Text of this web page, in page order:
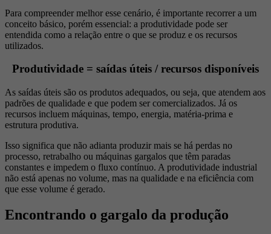
Para compreender melhor esse cenário, é importante recorrer a um
conceito básico, porém essencial: a produtividade pode ser
entendida como a relação entre o que se produz e os recursos
utilizados.
Produtividade = saídas úteis / recursos disponíveis
As saídas úteis são os produtos adequados, ou seja, que atendem aos
padrões de qualidade e que podem ser comercializados. Já os
recursos incluem máquinas, tempo, energia, matéria-prima e
estrutura produtiva.
Isso significa que não adianta produzir mais se há perdas no
processo, retrabalho ou máquinas gargalos que têm paradas
constantes e impedem o fluxo contínuo. A produtividade industrial
não está apenas no volume, mas na qualidade e na eficiência com
que esse volume é gerado.
Encontrando o gargalo da produção